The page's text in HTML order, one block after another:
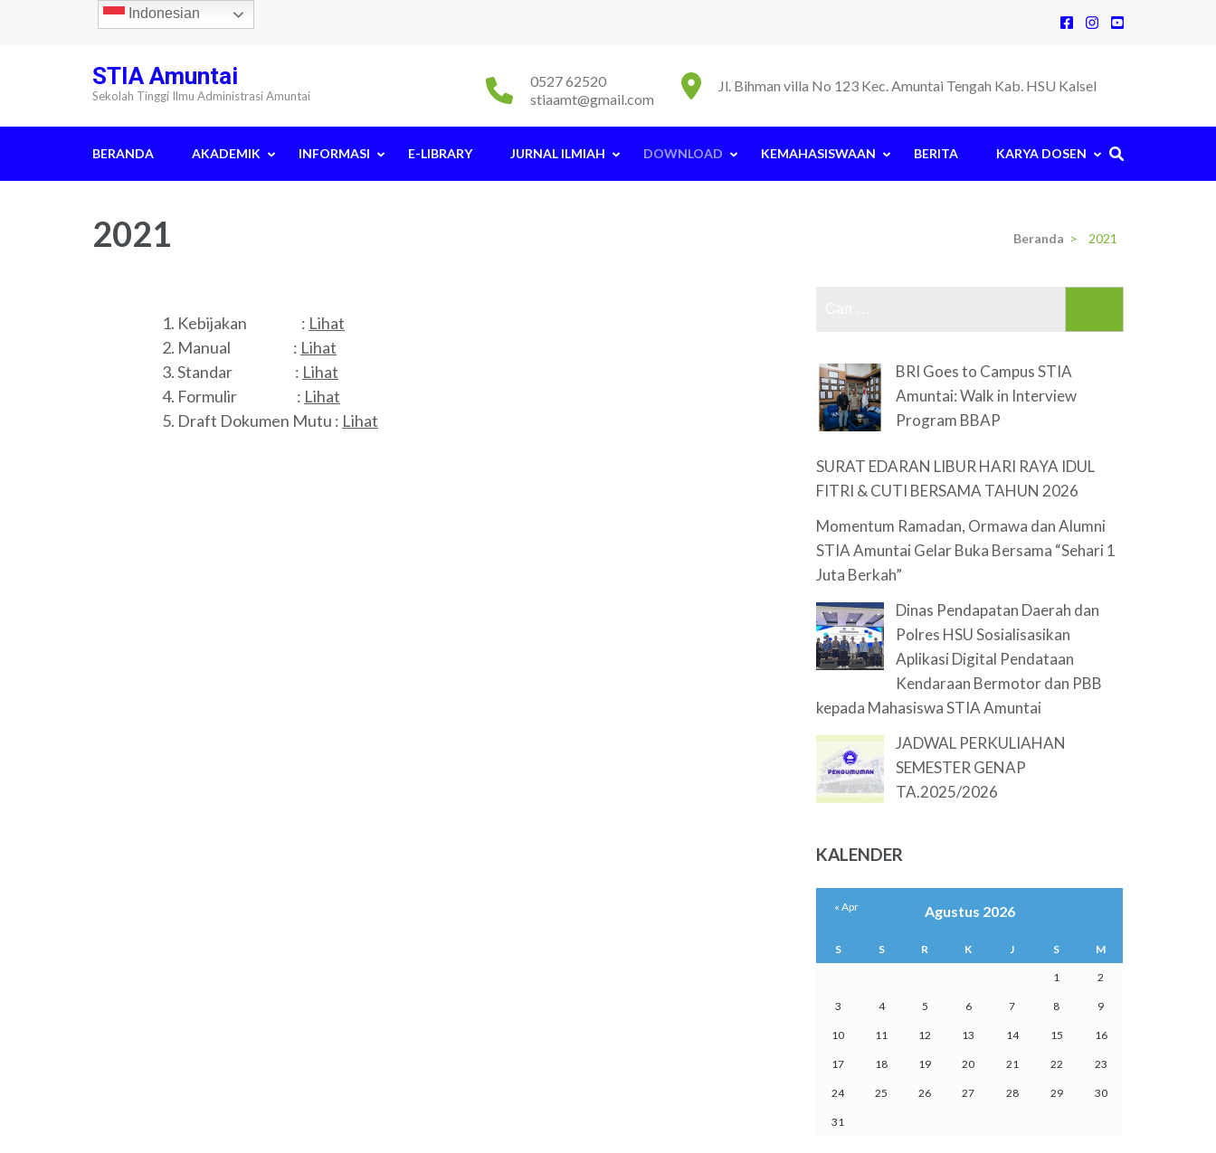
STIA Amuntai
Sekolah Tinggi Ilmu Administrasi Amuntai
Jl. Bihman villa No 123 Kec. Amuntai Tengah Kab. HSU Kalsel
0527 62520
stiaamt@gmail.com
BERANDA AKADEMIK INFORMASI E-LIBRARY JURNAL ILMIAH DOWNLOAD KEMAHASISWAAN BERITA KARYA DOSEN
2021 Beranda > 2021
Kebijakan : Lihat
Manual : Lihat
Standar : Lihat
Formulir : Lihat
Draft Dokumen Mutu : Lihat
BRI Goes to Campus STIA
Amuntai: Walk in Interview
Program BBAP
SURAT EDARAN LIBUR HARI RAYA IDUL
FITRI & CUTI BERSAMA TAHUN 2026
Momentum Ramadan, Ormawa dan Alumni
STIA Amuntai Gelar Buka Bersama “Sehari 1
Juta Berkah”
Dinas Pendapatan Daerah dan
Polres HSU Sosialisasikan
Aplikasi Digital Pendataan
Kendaraan Bermotor dan PBB
kepada Mahasiswa STIA Amuntai
JADWAL PERKULIAHAN
SEMESTER GENAP
TA.2025/2026
KALENDER
Agustus 2026
S S R K J S M
1 2
3 4 5 6 7 8 9
10 11 12 13 14 15 16
17 18 19 20 21 22 23
24 25 26 27 28 29 30
31
« Apr
Indonesian